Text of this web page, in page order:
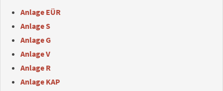
Anlage EÜR
Anlage S
Anlage G
Anlage V
Anlage R
Anlage KAP